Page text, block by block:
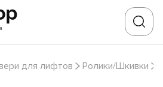
для лифтов Ролики/Шкивки